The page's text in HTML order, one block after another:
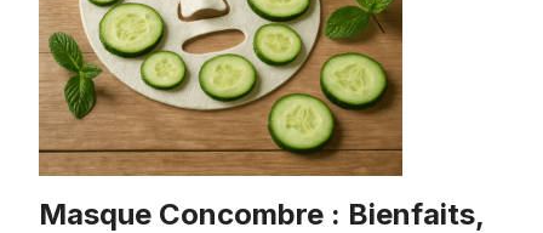
Masque Concombre : Bienfaits,